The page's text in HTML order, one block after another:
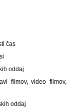
čas
oddaj
filmov, video filmov,
oddaj